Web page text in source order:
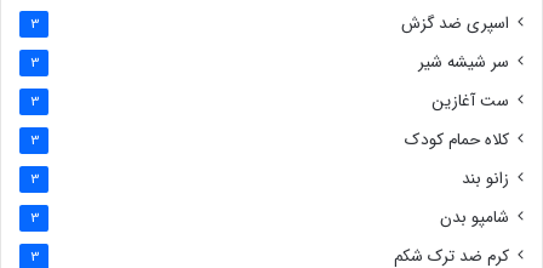
اسپری ضد گزش 3
سر شیشه شیر 3
ست آغازین 3
کلاه حمام کودک 3
زانو بند 3
شامپو بدن 3
کرم ضد ترک شکم 3